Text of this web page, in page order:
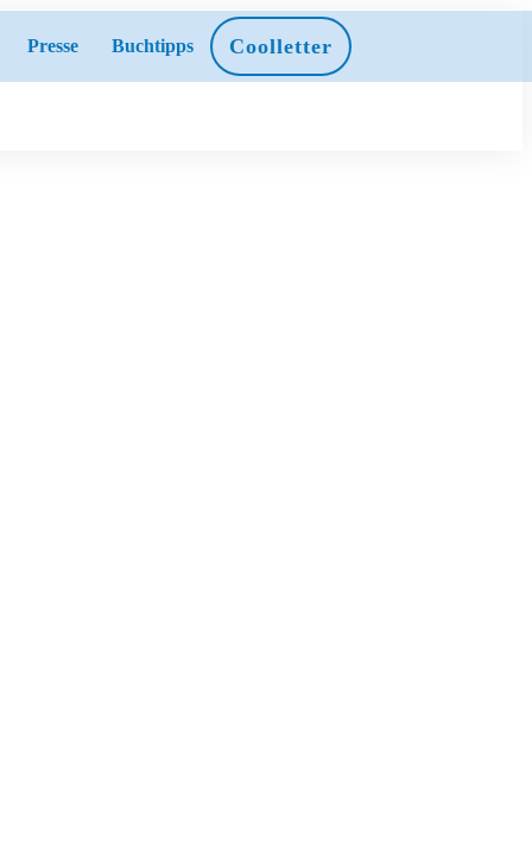
Presse Buchtipps Coolletter